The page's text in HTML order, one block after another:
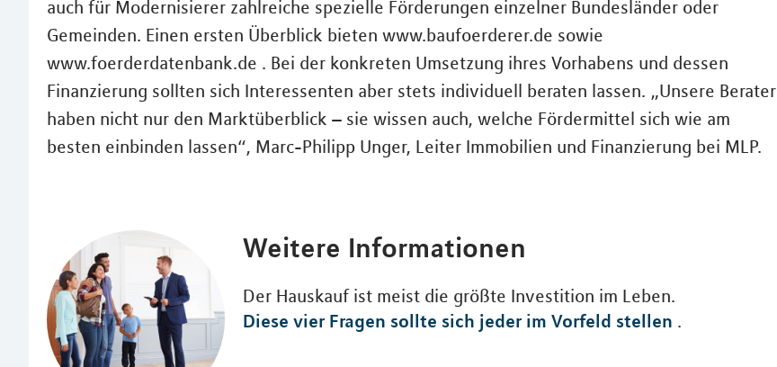
auch für Modernisierer zahlreiche spezielle Förderungen einzelner Bundesländer oder
Gemeinden. Einen ersten Überblick bieten www.baufoerderer.de sowie
www.foerderdatenbank.de . Bei der konkreten Umsetzung ihres Vorhabens und dessen
Finanzierung sollten sich Interessenten aber stets individuell beraten lassen. „Unsere Berater
haben nicht nur den Marktüberblick – sie wissen auch, welche Fördermittel sich wie am
besten einbinden lassen“, Marc-Philipp Unger, Leiter Immobilien und Finanzierung bei MLP.
Weitere Informationen
Der Hauskauf ist meist die größte Investition im Leben.
Diese vier Fragen sollte sich jeder im Vorfeld stellen .